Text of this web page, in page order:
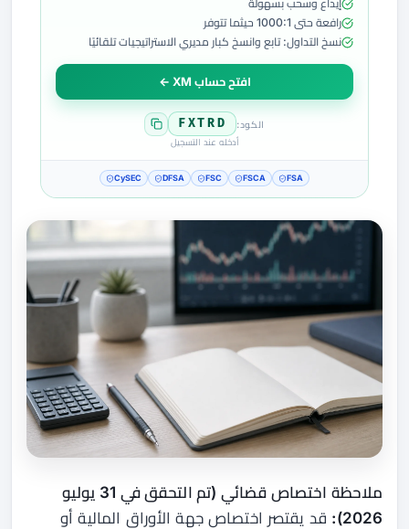
إيداع وسحب بسهولة
رافعة حتى 1000:1 حيثما تتوفر
نسخ التداول: تابع وانسخ كبار مديري الاستراتيجيات تلقائيًا
افتح حساب XM ←
الكود: FXTRD
أدخله عند التسجيل
CySEC DFSA FSC FSCA FSA
ملاحظة اختصاص قضائي (تم التحقق في 31 يوليو
2026):
قد يقتصر اختصاص جهة الأوراق المالية أو